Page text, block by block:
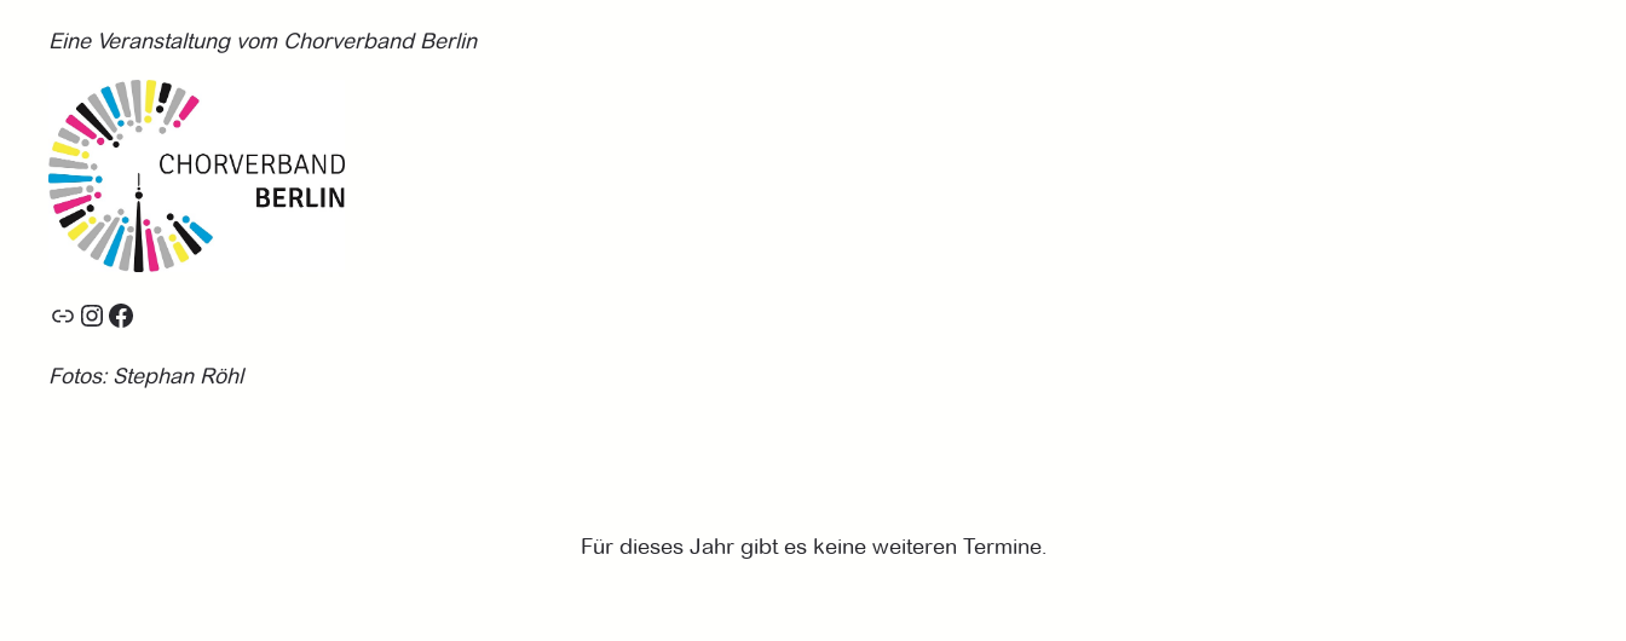
Eine Veranstaltung vom Chorverband Berlin
LinkInstagram
Facebook
Fotos: Stephan Röhl
Für dieses Jahr gibt es keine weiteren Termine.